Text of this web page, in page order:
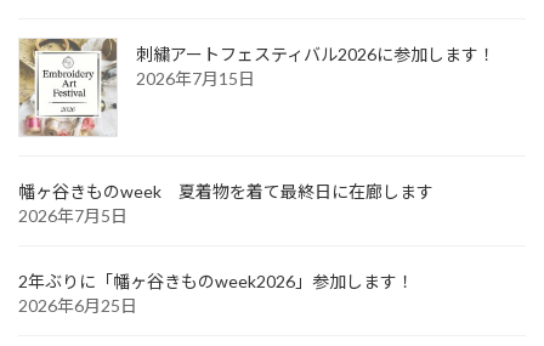
刺繍アートフェスティバル2026に参加します！
2026年7月15日
幡ヶ谷きものweek 夏着物を着て最終日に在廊します
2026年7月5日
2年ぶりに「幡ヶ谷きものweek2026」参加します！
2026年6月25日